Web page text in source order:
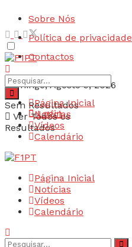
Sobre Nós
Política de privacidade
Contactos
Domingo, Agosto 9, 2026
Login
Sem Resultados
Ver Todos os
Resultados
Página Inicial
Notícias
Vídeos
Calendário
Página Inicial
Notícias
Vídeos
Calendário